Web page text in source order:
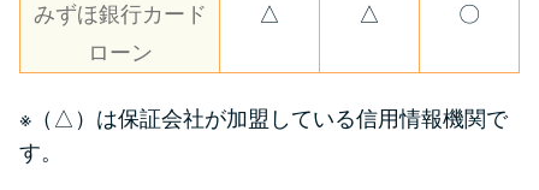
みずほ銀行カード
ローン
△ △ 〇
※（△）は保証会社が加盟している信用情報機関で
す。